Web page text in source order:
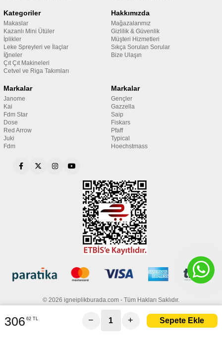
Kategoriler
Makaslar
Kazanlı Mini Ütüler
İplikler
Leke Spreyleri ve İlaçlar
İğneler
Çıt Çıt Makineleri
Cetvel ve Riga Takımları
Hakkımızda
Mağazalarımız
Gizlilik & Güvenlik
Müşteri Hizmetleri
Sıkça Sorulan Sorular
Bize Ulaşın
Markalar
Janome
Kai
Fdm Star
Dose
Red Arrow
Juki
Fdm
Markalar
Gençler
Gazzella
Saip
Fiskars
Pfaff
Typical
Hoechstmass
© 2026 igneiplikburada.com - Tüm Hakları Saklıdır.
306 62 TL − +